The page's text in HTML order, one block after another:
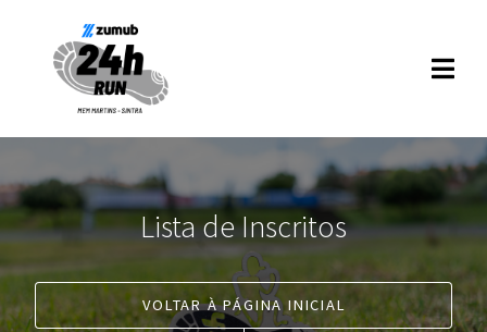
Lista de Inscritos
VOLTAR À PÁGINA INICIAL